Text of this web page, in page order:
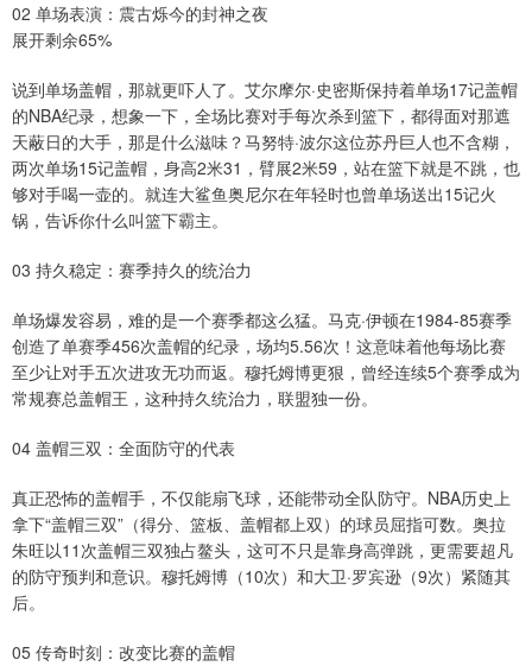
02 单场表演：震古烁今的封神之夜
展开剩余65%
说到单场盖帽，那就更吓人了。艾尔摩尔·史密斯保持着单场17记盖帽
的NBA纪录，想象一下，全场比赛对手每次杀到篮下，都得面对那遮
天蔽日的大手，那是什么滋味？马努特·波尔这位苏丹巨人也不含糊，
两次单场15记盖帽，身高2米31，臂展2米59，站在篮下就是不跳，也
够对手喝一壶的。就连大鲨鱼奥尼尔在年轻时也曾单场送出15记火
锅，告诉你什么叫篮下霸主。
03 持久稳定：赛季持久的统治力
单场爆发容易，难的是一个赛季都这么猛。马克·伊顿在1984-85赛季
创造了单赛季456次盖帽的纪录，场均5.56次！这意味着他每场比赛
至少让对手五次进攻无功而返。穆托姆博更狠，曾经连续5个赛季成为
常规赛总盖帽王，这种持久统治力，联盟独一份。
04 盖帽三双：全面防守的代表
真正恐怖的盖帽手，不仅能扇飞球，还能带动全队防守。NBA历史上
拿下“盖帽三双”（得分、篮板、盖帽都上双）的球员屈指可数。奥拉
朱旺以11次盖帽三双独占鳌头，这可不只是靠身高弹跳，更需要超凡
的防守预判和意识。穆托姆博（10次）和大卫·罗宾逊（9次）紧随其
后。
05 传奇时刻：改变比赛的盖帽